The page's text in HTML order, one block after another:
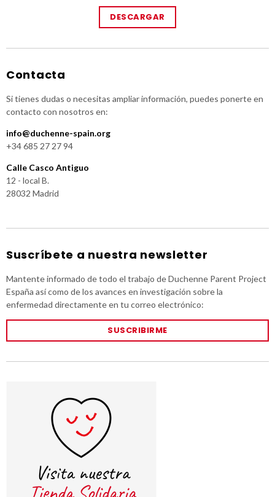
DESCARGAR
Contacta
Si tienes dudas o necesitas ampliar información, puedes ponerte en
contacto con nosotros en:
info@duchenne-spain.org
+34 685 27 27 94
Calle Casco Antiguo
12 - local B.
28032 Madrid
Suscríbete a nuestra newsletter
Mantente informado de todo el trabajo de Duchenne Parent Project
España así como de los avances en investigación sobre la
enfermedad directamente en tu correo electrónico:
SUSCRIBIRME